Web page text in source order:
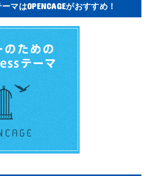
マはOPENCAGEがおすすめ！